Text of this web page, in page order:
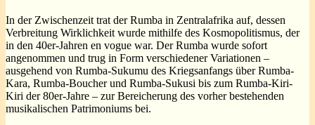
In der Zwischenzeit trat der Rumba in Zentralafrika auf, dessen
Verbreitung Wirklichkeit wurde mithilfe des Kosmopolitismus, der
in den 40er-Jahren en vogue war. Der Rumba wurde sofort
angenommen und trug in Form verschiedener Variationen –
ausgehend von Rumba-Sukumu des Kriegsanfangs über Rumba-
Kara, Rumba-Boucher und Rumba-Sukusi bis zum Rumba-Kiri-
Kiri der 80er-Jahre – zur Bereicherung des vorher bestehenden
musikalischen Patrimoniums bei.